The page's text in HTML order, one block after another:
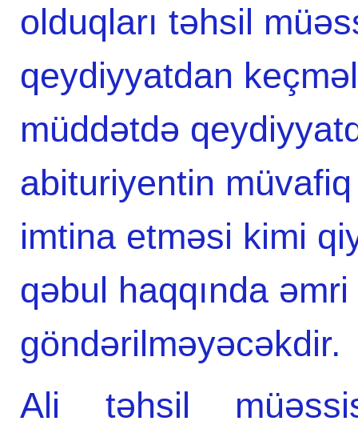
olduqları təhsil
qeydiyyatdan
müddətdə
abituriyentin
imtina etməsi kimi
qəbul haqqında
göndərilməyəcəkdir.
Ali təhsil